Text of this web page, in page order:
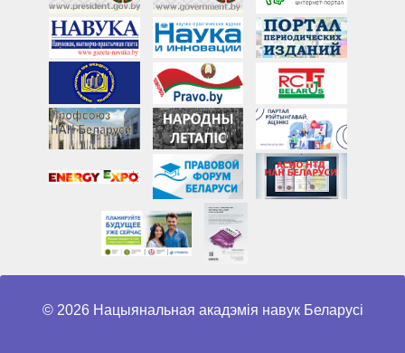
© 2026 Нацыянальная акадэмія навук Беларусі